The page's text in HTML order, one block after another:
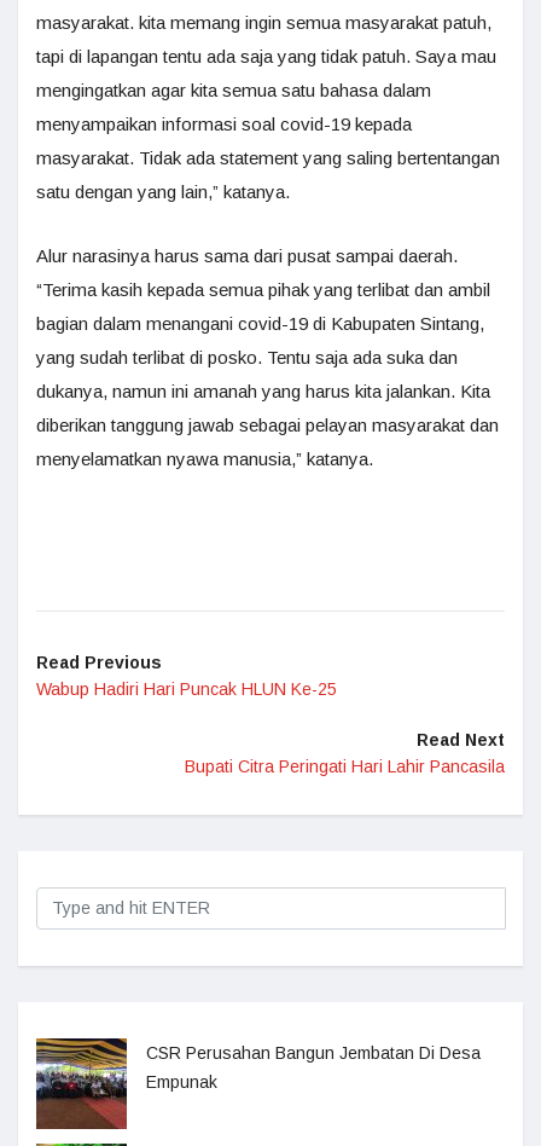
masyarakat. kita memang ingin semua masyarakat patuh,
tapi di lapangan tentu ada saja yang tidak patuh. Saya mau
mengingatkan agar kita semua satu bahasa dalam
menyampaikan informasi soal covid-19 kepada
masyarakat. Tidak ada statement yang saling bertentangan
satu dengan yang lain,” katanya.
Alur narasinya harus sama dari pusat sampai daerah.
“Terima kasih kepada semua pihak yang terlibat dan ambil
bagian dalam menangani covid-19 di Kabupaten Sintang,
yang sudah terlibat di posko. Tentu saja ada suka dan
dukanya, namun ini amanah yang harus kita jalankan. Kita
diberikan tanggung jawab sebagai pelayan masyarakat dan
menyelamatkan nyawa manusia,” katanya.
Read Previous
Wabup Hadiri Hari Puncak HLUN Ke-25
Read Next
Bupati Citra Peringati Hari Lahir Pancasila
CSR Perusahan Bangun Jembatan Di Desa
Empunak